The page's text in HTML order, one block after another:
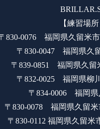
【練習場所
830-0076 福岡県久留米
〒830-0047 福岡県久
〒839-0851 福岡県久留
〒832-0025 福岡県柳
〒834-0006 福岡県
〒830-0078 福岡県久留米
〒830-0112 福岡県久留米